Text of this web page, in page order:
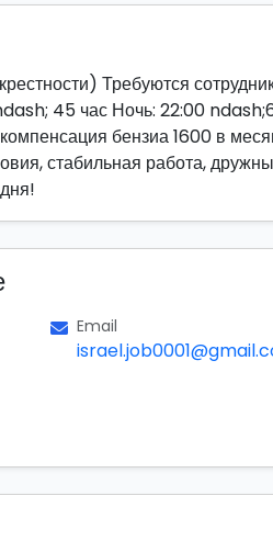
Требуются
45 час Ночь: 22:00
бензиа 1600 в
стабильная работа,
Email